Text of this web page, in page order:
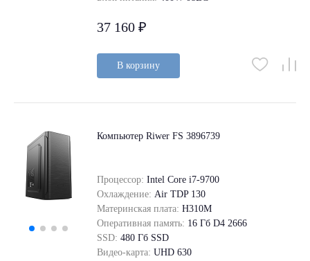
37 160 ₽
В корзину
Компьютер Riwer FS 3896739
Процессор: Intel Core i7-9700
Охлаждение: Air TDP 130
Материнская плата: H310M
Оперативная память: 16 Гб D4 2666
SSD: 480 Гб SSD
Видео-карта: UHD 630